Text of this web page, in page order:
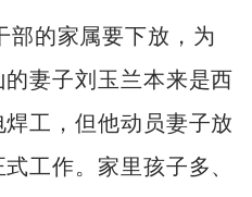
部的家属要下放，为
妻子刘玉兰本来是西
工，但他动员妻子放
工作。家里孩子多、